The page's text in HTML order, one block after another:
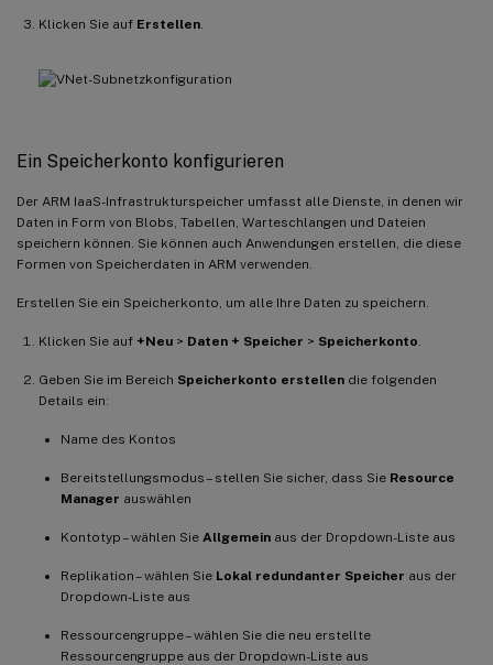
Klicken Sie auf Erstellen
Ein Speicherkonto konfigurieren
Der ARM IaaS-Infrastrukturspeicher umfasst alle Dienste, in denen wir
Daten in Form von Blobs, Tabellen, Warteschlangen und Dateien
speichern können. Sie können auch Anwendungen erstellen, die diese
Formen von Speicherdaten in ARM verwenden.
Erstellen Sie ein Speicherkonto, um alle Ihre Daten zu speichern.
Klicken Sie auf +Neu > Daten + Speicher > Speicherkonto
Geben Sie im Bereich Speicherkonto erstellen die folgenden
Details ein:
Name des Kontos
Bereitstellungsmodus – stellen Sie sicher, dass Sie Resource
Manager auswählen
Kontotyp – wählen Sie Allgemein aus der Dropdown-Liste aus
Replikation – wählen Sie Lokal redundanter Speicher aus der
Dropdown-Liste aus
Ressourcengruppe – wählen Sie die neu erstellte
Ressourcengruppe aus der Dropdown-Liste aus